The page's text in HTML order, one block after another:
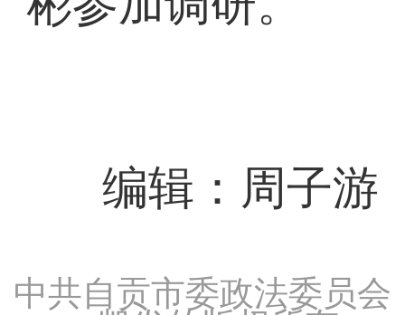
编辑：周子游
中共自贡市委政法委员会